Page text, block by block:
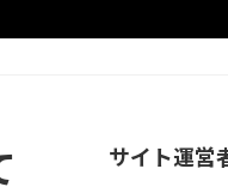
サイト運営